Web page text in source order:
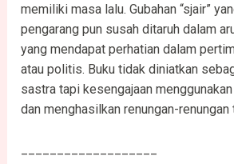
memiliki masa lalu. Gubahan “sjair”
pengarang pun susah ditaruh dalam
yang mendapat perhatian dalam
atau politis. Buku tidak diniatkan
sastra tapi kesengajaan menggunakan
dan menghasilkan renungan-renungan